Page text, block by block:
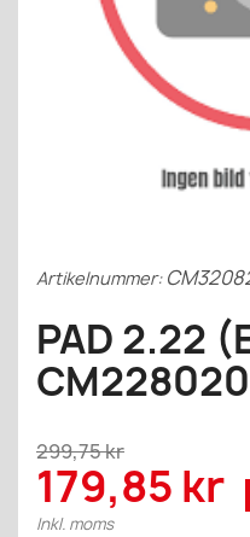
Artikelnummer:
PAD 2.22
299,75 kr
179,85 kr
Inkl. moms